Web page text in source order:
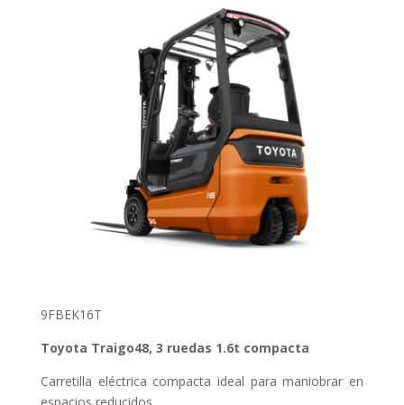
9FBEK16T
Toyota Traigo48, 3 ruedas 1.6t compacta
Carretilla eléctrica compacta ideal para maniobrar en